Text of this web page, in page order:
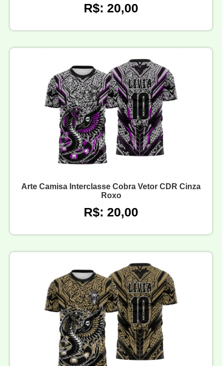
R$: 20,00
Arte Camisa Interclasse Cobra Vetor CDR Cinza
Roxo
R$: 20,00